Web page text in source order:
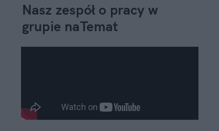
Nasz zespół o pracy w
grupie naTemat